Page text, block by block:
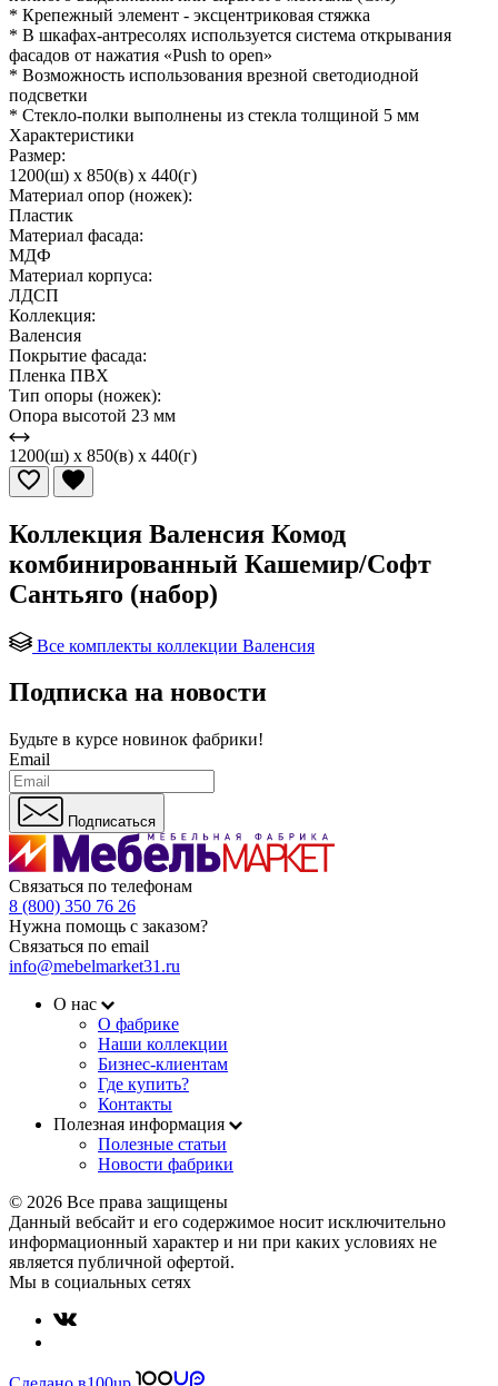
* Крепежный элемент - эксцентриковая стяжка
* В шкафах-антресолях используется система открывания
фасадов от нажатия «Push to open»
* Возможность использования врезной светодиодной
подсветки
* Стекло-полки выполнены из стекла толщиной 5 мм
Характеристики
Размер:
1200(ш) x 850(в) x 440(г)
Материал опор (ножек):
Пластик
Материал фасада:
МДФ
Материал корпуса:
ЛДСП
Коллекция:
Валенсия
Покрытие фасада:
Пленка ПВХ
Тип опоры (ножек):
Опора высотой 23 мм
1200(ш) x 850(в) x 440(г)
Коллекция Валенсия Комод
комбинированный Кашемир/Софт
Сантьяго (набор)
Все комплекты коллекции Валенсия
Подписка на новости
Будьте в курсе новинок фабрики!
Email
Подписаться
Связаться по телефонам
8 (800) 350 76 26
Нужна помощь с заказом?
Связаться по email
info@mebelmarket31.ru
О нас
О фабрике
Наши коллекции
Бизнес-клиентам
Где купить?
Контакты
Полезная информация
Полезные статьи
Новости фабрики
© 2026 Все права защищены
Данный вебсайт и его содержимое носит исключительно
информационный характер и ни при каких условиях не
является публичной офертой.
Мы в социальных сетях